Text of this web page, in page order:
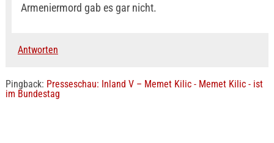
Armeniermord gab es gar nicht.
Antworten
Pingback: Presseschau: Inland V – Memet Kilic - Memet Kilic - ist
im Bundestag